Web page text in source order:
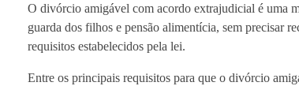
O divórcio amigável com acordo extrajudicial é uma
guarda dos filhos e pensão alimentícia, sem precisar
requisitos estabelecidos pela lei.
Entre os principais requisitos para que o divórcio